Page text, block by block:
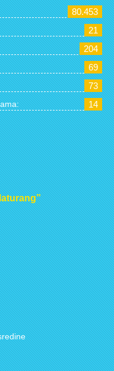
80.453
21
204
69
73
14